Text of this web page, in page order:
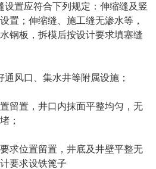
置应符合下列规定：伸缩缝及竖
置；伸缩缝、施工缝无渗水等，
钢板，拆模后按设计要求填塞缝
风口、集水井等附属设施；
置，井口内抹面平整均匀，无
；
位置留置，井底及井壁平整无
要求设铁篦子